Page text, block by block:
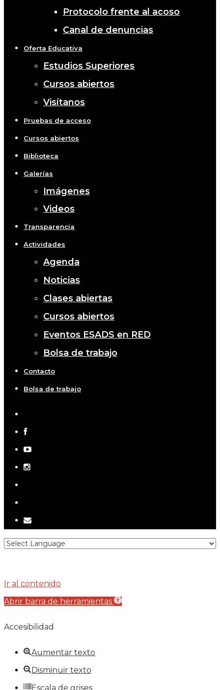
Protocolo frente al acoso
Canal de denuncias
Oferta Educativa
Estudios Superiores
Cursos abiertos
Visítanos
Pruebas de acceso
Cursos abiertos
Biblioteca
Galerías
Imágenes
Videos
Transparencia
Actividades
Agenda
Noticias
Clases abiertas
Cursos abiertos
Eventos ESADS en RED
Bolsa de trabajo
Contacto
Bolsa de trabajo
twitter
facebook
youtube
instagram
email
Ir al contenido
Abrir barra de herramientas
Accesibilidad
Aumentar texto
Disminuir texto
Escala de grises